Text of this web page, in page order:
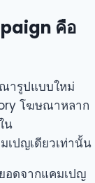
คือ
ารูปแบบใหม่
โฆษณาหลาก
น
ปญเดียวเท่านั้น
อดจากแคมเปญ